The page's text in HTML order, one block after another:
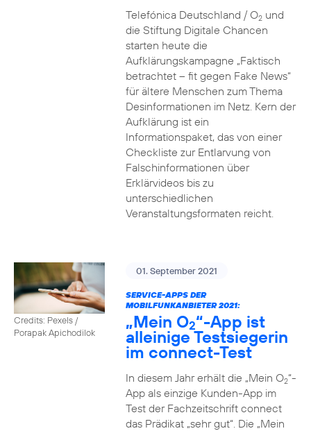
Telefónica Deutschland / O2und
die Stiftung Digitale Chancen
starten heute die
Aufklärungskampagne „Faktisch
betrachtet – fit gegen Fake News“
für ältere Menschen zum Thema
Desinformationen im Netz. Kern der
Aufklärung ist ein
Informationspaket, das von einer
Checkliste zur Entlarvung von
Falschinformationen über
Erklärvideos bis zu
unterschiedlichen
Veranstaltungsformaten reicht.
Credits: Pexels /
Porapak Apichodilok
01. September 2021
SERVICE-APPS DER
MOBILFUNKANBIETER 2021:
„Mein O2“-App ist
alleinige Testsiegerin
im connect-Test
In diesem Jahr erhält die „Mein O2“-
App als einzige Kunden-App im
Test der Fachzeitschrift connect
das Prädikat „sehr gut“. Die „Mein